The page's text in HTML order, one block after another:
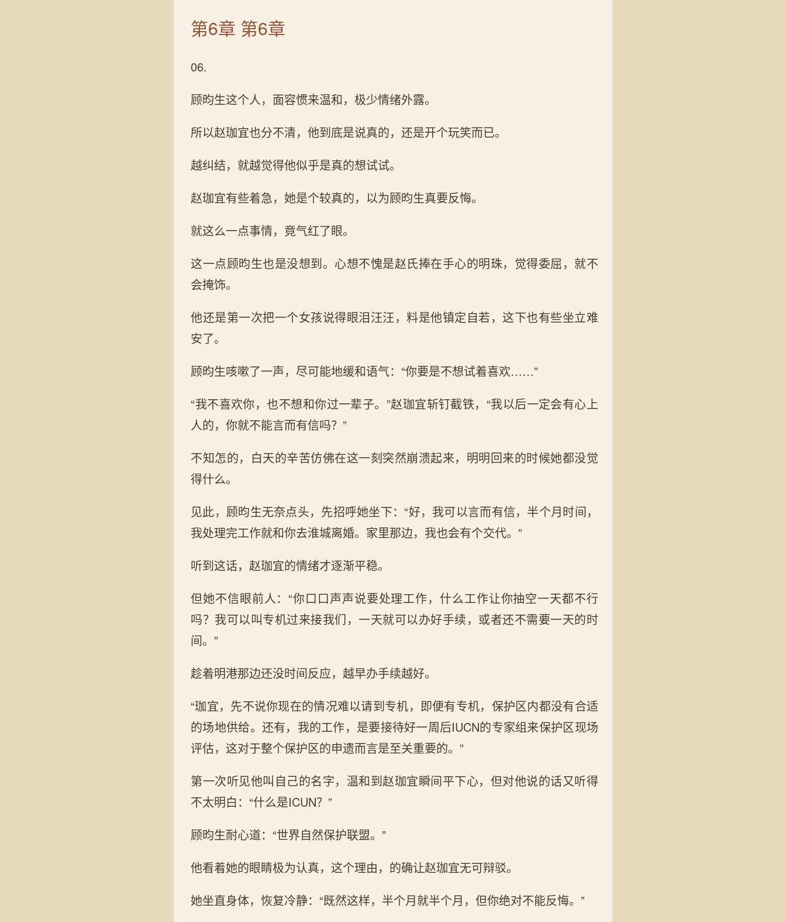
第6章 第6章
06.
顾昀生这个人，面容惯来温和，极少情绪外露。
所以赵珈宜也分不清，他到底是说真的，还是开个玩笑而已。
越纠结，就越觉得他似乎是真的想试试。
赵珈宜有些着急，她是个较真的，以为顾昀生真要反悔。
就这么一点事情，竟气红了眼。
这一点顾昀生也是没想到。心想不愧是赵氏捧在手心的明珠，觉得委屈，就不
会掩饰。
他还是第一次把一个女孩说得眼泪汪汪，料是他镇定自若，这下也有些坐立难
安了。
顾昀生咳嗽了一声，尽可能地缓和语气：“你要是不想试着喜欢……”
“我不喜欢你，也不想和你过一辈子。”赵珈宜斩钉截铁，“我以后一定会有心上
人的，你就不能言而有信吗？”
不知怎的，白天的辛苦仿佛在这一刻突然崩溃起来，明明回来的时候她都没觉
得什么。
见此，顾昀生无奈点头，先招呼她坐下：“好，我可以言而有信，半个月时间，
我处理完工作就和你去淮城离婚。家里那边，我也会有个交代。”
听到这话，赵珈宜的情绪才逐渐平稳。
但她不信眼前人：“你口口声声说要处理工作，什么工作让你抽空一天都不行
吗？我可以叫专机过来接我们，一天就可以办好手续，或者还不需要一天的时
间。”
趁着明港那边还没时间反应，越早办手续越好。
“珈宜，先不说你现在的情况难以请到专机，即便有专机，保护区内都没有合适
的场地供给。还有，我的工作，是要接待好一周后IUCN的专家组来保护区现场
评估，这对于整个保护区的申遗而言是至关重要的。”
第一次听见他叫自己的名字，温和到赵珈宜瞬间平下心，但对他说的话又听得
不太明白：“什么是ICUN？”
顾昀生耐心道：“世界自然保护联盟。”
他看着她的眼睛极为认真，这个理由，的确让赵珈宜无可辩驳。
她坐直身体，恢复冷静：“既然这样，半个月就半个月，但你绝对不能反悔。”